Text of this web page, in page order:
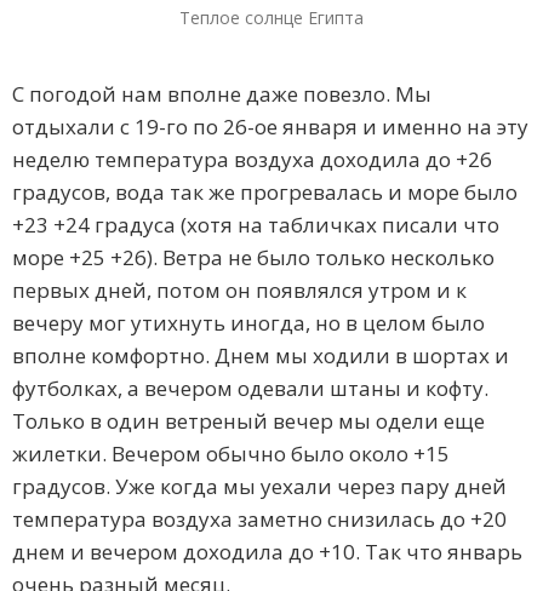
Теплое солнце Египта
С погодой нам вполне даже повезло. Мы
отдыхали с 19-го по 26-ое января и именно на эту
неделю температура воздуха доходила до +26
градусов, вода так же прогревалась и море было
+23 +24 градуса (хотя на табличках писали что
море +25 +26). Ветра не было только несколько
первых дней, потом он появлялся утром и к
вечеру мог утихнуть иногда, но в целом было
вполне комфортно. Днем мы ходили в шортах и
футболках, а вечером одевали штаны и кофту.
Только в один ветреный вечер мы одели еще
жилетки. Вечером обычно было около +15
градусов. Уже когда мы уехали через пару дней
температура воздуха заметно снизилась до +20
днем и вечером доходила до +10. Так что январь
очень разный месяц.